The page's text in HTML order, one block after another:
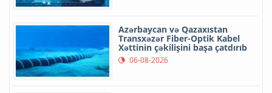
Azərbaycan və Qazaxıstan
Transxəzər Fiber-Optik Kabel
Xəttinin çəkilişini başa çatdırıb
06-08-2026